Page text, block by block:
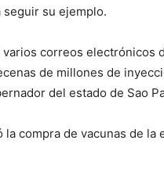
seguir su ejemplo.
correos electrónicos
de millones de
del estado de Sao
la compra de vacunas de la